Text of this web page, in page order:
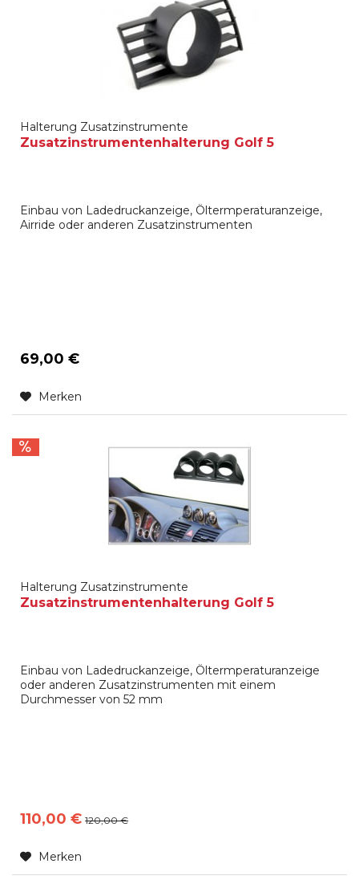
Halterung Zusatzinstrumente
Zusatzinstrumentenhalterung Golf 5
Einbau von Ladedruckanzeige, Öltermperaturanzeige,
Airride oder anderen Zusatzinstrumenten
69,00 €
Merken
Halterung Zusatzinstrumente
Zusatzinstrumentenhalterung Golf 5
Einbau von Ladedruckanzeige, Öltermperaturanzeige
oder anderen Zusatzinstrumenten mit einem
Durchmesser von 52 mm
110,00 € 120,00 €
Merken